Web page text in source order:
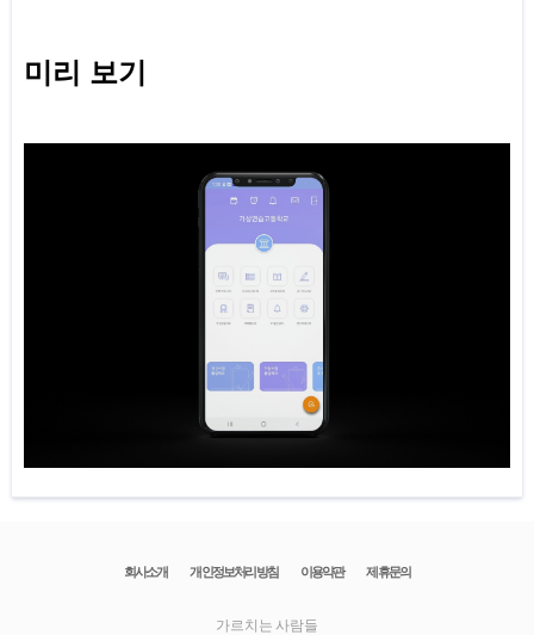
미리 보기
회사소개 개인정보처리방침 이용약관 제휴문의
가르치는 사람들